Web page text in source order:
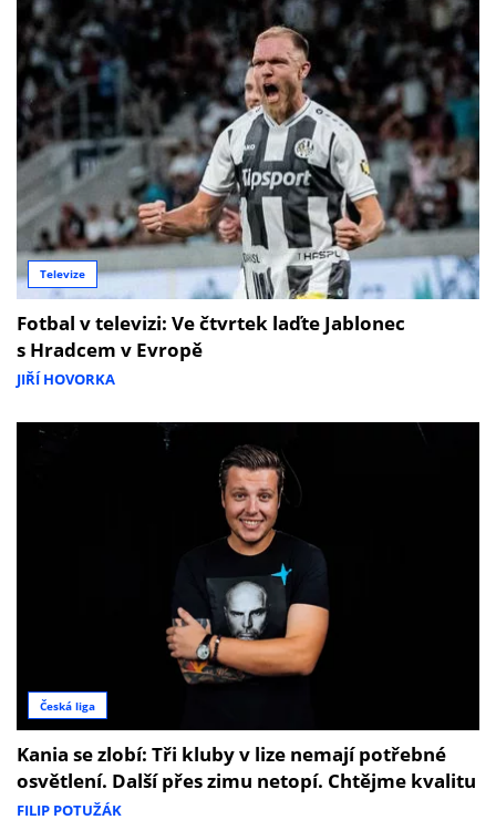
Televize
Fotbal v televizi: Ve čtvrtek laďte Jablonec
s Hradcem v Evropě
JIŘÍ HOVORKA
Česká liga
Kania se zlobí: Tři kluby v lize nemají potřebné
osvětlení. Další přes zimu netopí. Chtějme kvalitu
FILIP POTUŽÁK